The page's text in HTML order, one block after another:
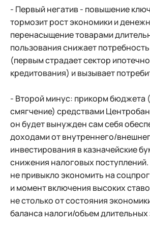
- Первый негатив - повышение
тормозит рост экономики и
перенасыщение товарами
пользования снижает
(первым страдает сектор
кредитования) и вызывает
- Второй минус: прикорм бюджета
смягчение) средствами
он будет вынужден сам себя
доходами от внутреннего/
инвестирования в казначейские
снижения налоговых
не привыкло экономить на
и момент включения высоких
не столько от состояния
баланса налоги/объем длительных